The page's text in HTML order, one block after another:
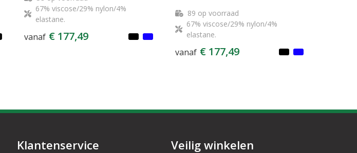
67% viscose/29% nylon/4%
elastane.
vanaf € 177,49
89 op voorraad
67% viscose/29% nylon/4%
elastane.
vanaf € 177,49
Klantenservice Veilig winkelen